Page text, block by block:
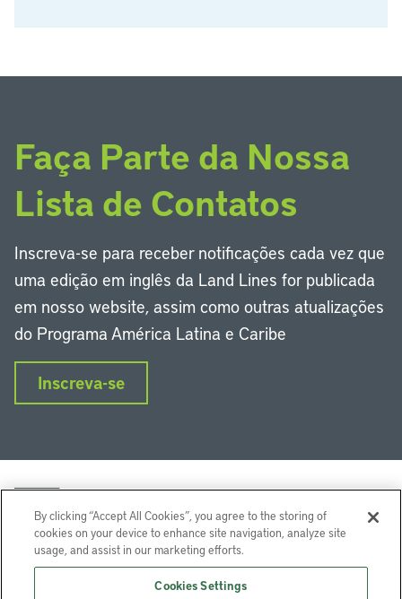
Faça Parte da Nossa
Lista de Contatos
Inscreva-se para receber notificações cada vez que
uma edição em inglês da Land Lines for publicada
em nosso website, assim como outras atualizações
do Programa América Latina e Caribe
Inscreva-se
InstagramFacebookTwitter
By clicking “Accept All Cookies”, you agree to the storing of
cookies on your device to enhance site navigation, analyze site
usage, and assist in our marketing efforts.
Cookies Settings